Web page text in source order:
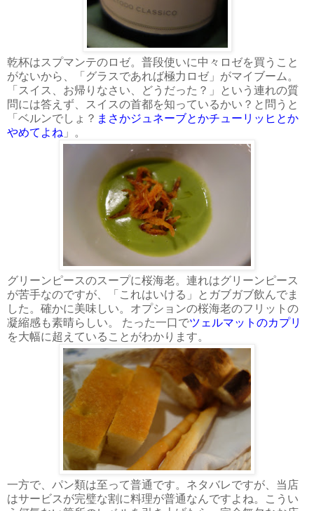
乾杯はスプマンテのロゼ。普段使いに中々ロゼを買うこと
がないから、「グラスであれば極力ロゼ」がマイブーム。
「スイス、お帰りなさい、どうだった？」という連れの質
問には答えず、スイスの首都を知っているかい？と問うと
「ベルンでしょ？ まさかジュネーブとかチューリッヒとか
やめてよね 」。
グリーンピースのスープに桜海老。連れはグリーンピース
が苦手なのですが、「これはいける」とガブガブ飲んでま
した。確かに美味しい。オプションの桜海老のフリットの
凝縮感も素晴らしい。 たった一口でツェルマットのカプリ
を大幅に超えていることがわかります。
一方で、パン類は至って普通です。ネタバレですが、当店
はサービスが完璧な割に料理が普通なんですよね。こうい